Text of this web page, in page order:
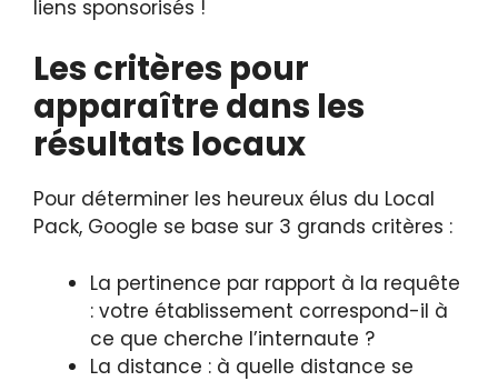
liens sponsorisés !
Les critères pour
apparaître dans les
résultats locaux
Pour déterminer les heureux élus du Local
Pack, Google se base sur 3 grands critères :
La pertinence par rapport à la requête
: votre établissement correspond-il à
ce que cherche l’internaute ?
La distance : à quelle distance se